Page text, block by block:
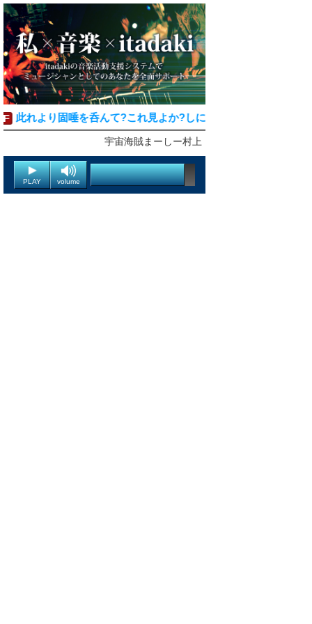
此れより固唾を呑んて?これ見よか?しに佇むね
宇宙海賊まーしー村上
PLAY volume